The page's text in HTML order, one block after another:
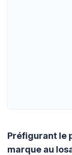
Préfigurant le
marque au